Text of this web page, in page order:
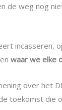
de weg nog
incasseren,
enwaar we elke
over het
toekomst